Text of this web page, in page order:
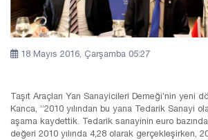
18 Mayıs 2016, Çarşamba 05:27
Taşıt Araçları Yan Sanayicileri Derneği’nin yeni
Kanca, “2010 yılından bu yana Tedarik Sanayi
aşama kaydettik. Tedarik sanayinin euro
değeri 2010 yılında 4,28 olarak gerçekleşirken,